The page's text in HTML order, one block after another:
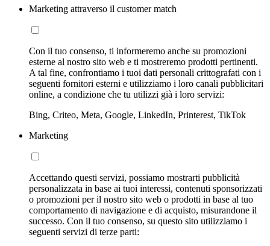
Marketing attraverso il customer match
Con il tuo consenso, ti informeremo anche su promozioni
esterne al nostro sito web e ti mostreremo prodotti pertinenti.
A tal fine, confrontiamo i tuoi dati personali crittografati con i
seguenti fornitori esterni e utilizziamo i loro canali pubblicitari
online, a condizione che tu utilizzi già i loro servizi:
Bing, Criteo, Meta, Google, LinkedIn, Printerest, TikTok
Marketing
Accettando questi servizi, possiamo mostrarti pubblicità
personalizzata in base ai tuoi interessi, contenuti sponsorizzati
o promozioni per il nostro sito web o prodotti in base al tuo
comportamento di navigazione e di acquisto, misurandone il
successo. Con il tuo consenso, su questo sito utilizziamo i
seguenti servizi di terze parti: